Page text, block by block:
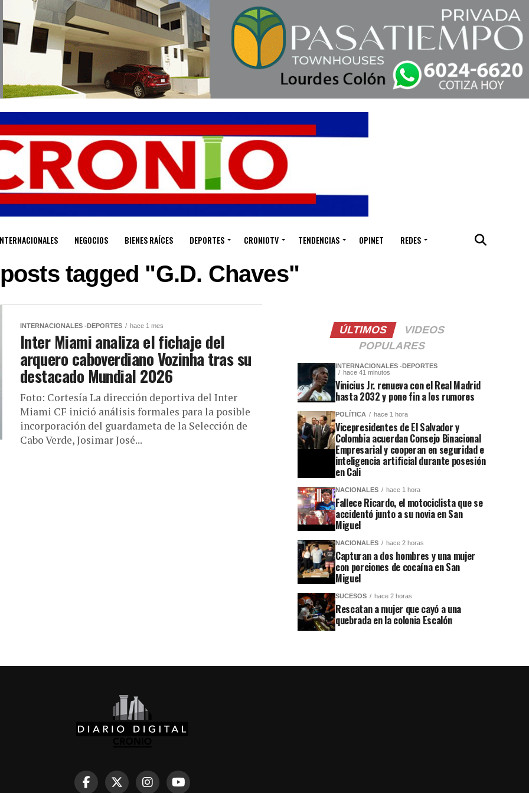
NEGOCIOS BIENES RAÍCES DEPORTES CRONIOTV TENDENCIAS OPINET REDES
tagged "G.D. Chaves"
INTERNACIONALES -DEPORTES hace 1 mes
Inter Miami analiza el fichaje del
arquero caboverdiano Vozinha tras su
destacado Mundial 2026
Foto: Cortesía La dirección deportiva del Inter
Miami CF inició análisis formales para la posible
incorporación del guardameta de la Selección de
Cabo Verde, Josimar José...
ÚLTIMOS
VIDEOS
POPULARES
INTERNACIONALES -DEPORTES
hace 41 minutos
Vinicius Jr. renueva con el Real Madrid
hasta 2032 y pone fin a los rumores
POLÍTICA hace 1 hora
Vicepresidentes de El Salvador y
Colombia acuerdan Consejo Binacional
Empresarial y cooperan en seguridad e
inteligencia artificial durante posesión
en Cali
NACIONALES hace 1 hora
Fallece Ricardo, el motociclista que se
accidentó junto a su novia en San
Miguel
NACIONALES hace 2 horas
Capturan a dos hombres y una mujer
con porciones de cocaína en San
Miguel
SUCESOS hace 2 horas
Rescatan a mujer que cayó a una
quebrada en la colonia Escalón